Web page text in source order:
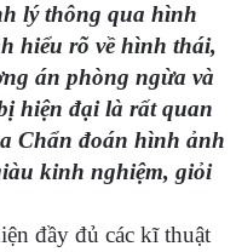
lý thông qua hình
hiểu rõ về hình thái,
án phòng ngừa và
hiện đại là rất quan
Chẩn đoán hình ảnh
kinh nghiệm, giỏi
đầy đủ các kĩ thuật